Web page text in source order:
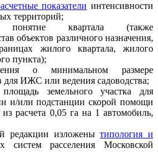
показатели интенсивности
территорий;
квартала (также
объектов различного назначения,
жилого квартала, жилого
пункта);
о минимальном размере
для ИЖС или ведения садоводства;
земельного участка для
и/или подстанции скорой помощи
расчета 0,05 га на 1 автомобиль,
редакции изложенытипология и
систем расселения Московской